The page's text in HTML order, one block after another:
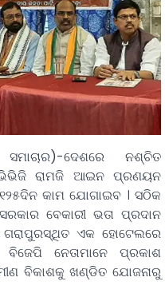
ସମାଚାର)-ଦେଶରେ ନଶ୍ଚିତ
ଭିଭିଜି ରାମଜି ଆଇନ ପ୍ରଣୟନ
କାମ ଯୋଗାଇବ । ସଠିକ
ବେକାରୀ ଭତା ପ୍ରଦାନ
ଏକ ହୋଟେଲରେ
ନେତାମାନେ ପ୍ରକାଶ
ବିକାଶକୁ ଖଣ୍ଡିତ ଯୋଜନାରୁ